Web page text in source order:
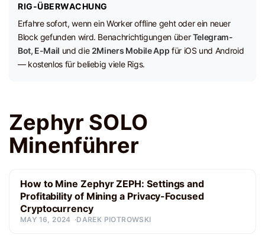
RIG-ÜBERWACHUNG
Erfahre sofort, wenn ein Worker offline geht oder ein neuer
Block gefunden wird. Benachrichtigungen überTelegram-
Bot, E-Mail und die 2Miners Mobile App für iOS und Android
— kostenlos für beliebig viele Rigs.
Zephyr SOLO
Minenführer
How to Mine Zephyr ZEPH: Settings and
Profitability of Mining a Privacy-Focused
Cryptocurrency
MAY 16, 2024 DAREK PIOTROWSKI